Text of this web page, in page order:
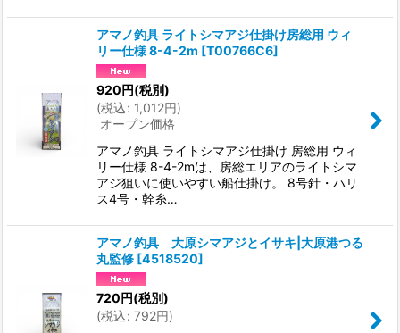
アマノ釣具 ライトシマアジ仕掛け房総用 ウィ
リー仕様 8-4-2m [T00766C6]
920円(税別)
(税込: 1,012円)
オープン価格
アマノ釣具 ライトシマアジ仕掛け 房総用 ウィ
リー仕様 8-4-2mは、房総エリアのライトシマ
アジ狙いに使いやすい船仕掛け。 8号針・ハリ
ス4号・幹糸…
アマノ釣具 大原シマアジとイサキ|大原港つる
丸監修 [4518520]
720円(税別)
(税込: 792円)